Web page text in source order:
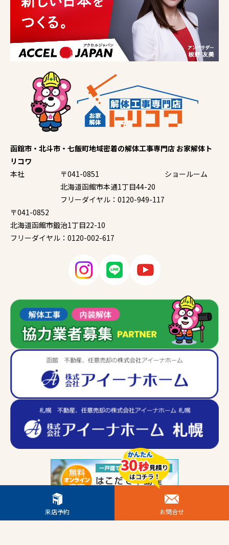
函館市・北斗市・七飯町地域密着の解体工事専門店 お家解体ト
リコワ
本社
〒041-0851
北海道函館市本通1丁目44-20
フリーダイヤル：0120-949-117
ショールーム
〒041-0852
北海道函館市鍛治1丁目22-10
フリーダイヤル：0120-002-617
来店予約 お問合せ